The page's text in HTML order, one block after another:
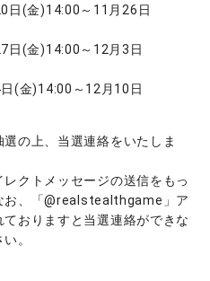
日(金)14:00～11月26日
日(金)14:00～12月3日
(金)14:00～12月10日
の上、当選連絡をいたしま
クトメッセージの送信をもっ
お、「@realstealthgame」ア
おりますと当選連絡ができな
。